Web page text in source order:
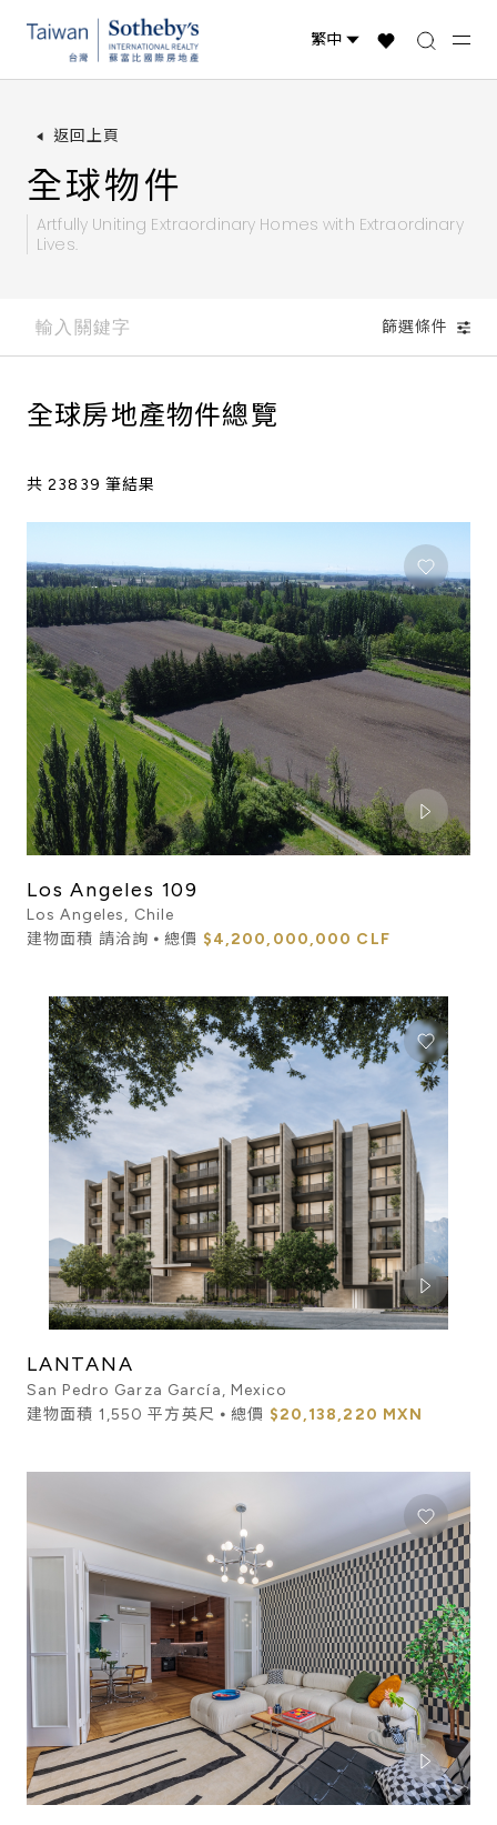
台灣物件
返回上頁
全球物件
Artfully Uniting Extraordinary Homes with Extraordinary
Lives.
篩選條件
全球房地產物件總覽
共 23839 筆結果
Los Angeles 109
Los Angeles, Chile
建物面積 請洽詢 ⦁ 總價 $4,200,000,000 CLF
LANTANA
San Pedro Garza García, Mexico
建物面積 1,550 平方英尺 ⦁ 總價 $20,138,220 MXN